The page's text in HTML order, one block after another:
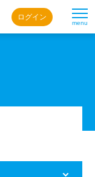
menu
ログイン